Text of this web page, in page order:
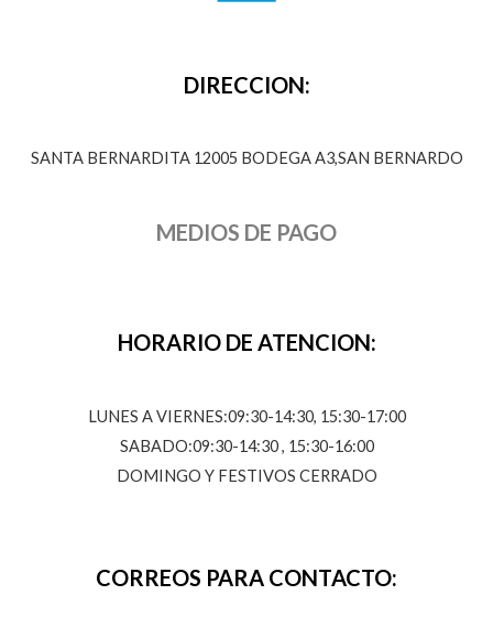
DIRECCION:
SANTA BERNARDITA 12005 BODEGA A3,SAN BERNARDO
MEDIOS DE PAGO
HORARIO DE ATENCION:
LUNES A VIERNES:09:30-14:30, 15:30-17:00
SABADO:09:30-14:30 , 15:30-16:00
DOMINGO Y FESTIVOS CERRADO
CORREOS PARA CONTACTO: